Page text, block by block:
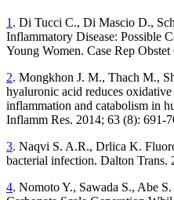
1 . Di Tucci C., Di Mascio D.,
Inflammatory Disease: Possible
Young Women. Case Rep
2. Mongkhon J. M., Thach M.,
hyaluronic acid reduces
inflammation and catabolism in
Inflamm Res. 2014; 63 (8): 691-
3. Naqvi S. A.R., Drlica K.
bacterial infection. Dalton Trans.
4. Nomoto Y., Sawada S., Abe